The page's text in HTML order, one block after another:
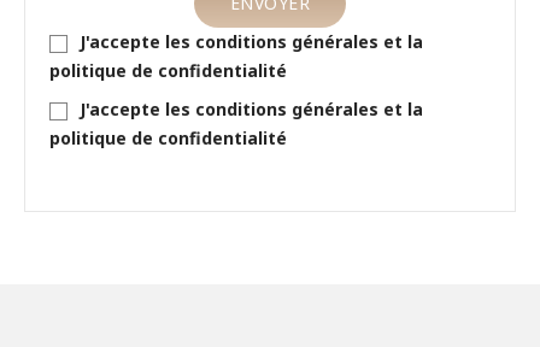
J'accepte les conditions générales et la
politique de confidentialité
J'accepte les conditions générales et la
politique de confidentialité